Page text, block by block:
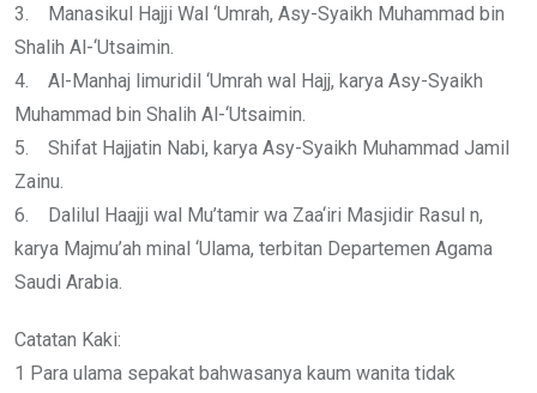
3. Manasikul Hajji Wal ‘Umrah, Asy-Syaikh Muhammad bin
Shalih Al-‘Utsaimin.
4. Al-Manhaj limuridil ‘Umrah wal Hajj, karya Asy-Syaikh
Muhammad bin Shalih Al-‘Utsaimin.
5. Shifat Hajjatin Nabi, karya Asy-Syaikh Muhammad Jamil
Zainu.
6. Dalilul Haajji wal Mu’tamir wa Zaa‘iri Masjidir Rasul n,
karya Majmu’ah minal ‘Ulama, terbitan Departemen Agama
Saudi Arabia.
Catatan Kaki:
1 Para ulama sepakat bahwasanya kaum wanita tidak